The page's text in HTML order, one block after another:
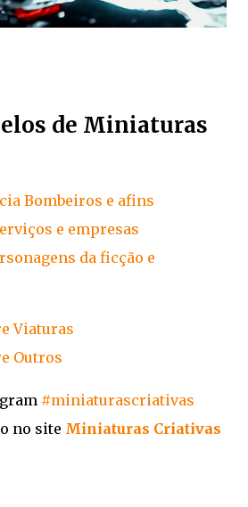
de Miniaturas
Bombeiros e afins
e empresas
da ficção e
Viaturas
Outros
#miniaturascriativas
no site Miniaturas Criativas